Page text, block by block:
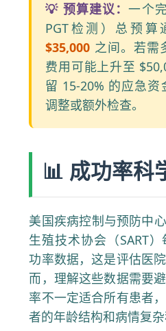
💡 预算建议：一个
PGT检测）总预
$35,000 之间。若需
费用可能上升至
留 15-20% 的应急
调整或额外检查。
📊 成功率科
美国疾病控制与预防中
生殖技术协会（SART
功率数据，这是评估医
而，理解这些数据需要
率不一定适合所有患者
者的年龄结构和病情复杂